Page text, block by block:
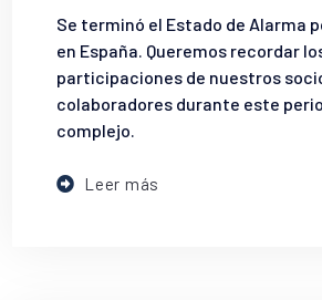
Se terminó el Estado de Alarma
en España. Queremos recordar
participaciones de nuestros
colaboradores durante este
complejo.
Leer más